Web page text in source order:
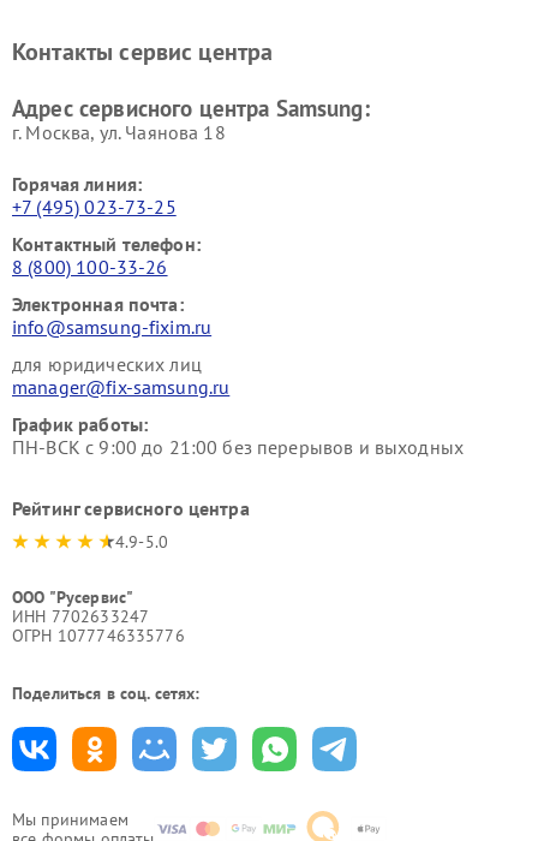
Мы принимаем
Контакты сервис центра
Адрес сервисного центра Samsung:
г. Москва, ул. Чаянова 18
Горячая линия:
+7 (495) 023-73-25
Контактный телефон:
8 (800) 100-33-26
Электронная почта:
info@samsung-fixim.ru
для юридических лиц
manager@fix-samsung.ru
График работы:
ПН-ВСК с 9:00 до 21:00 без перерывов и выходных
Рейтинг сервисного центра
4.9-5.0
ООО "Русервис"
ИНН 7702633247
ОГРН 1077746335776
Поделиться в соц. сетях: